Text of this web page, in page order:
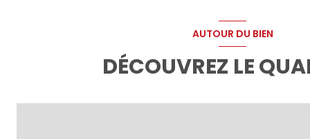
AUTOUR DU BIEN
DÉCOUVREZ LE